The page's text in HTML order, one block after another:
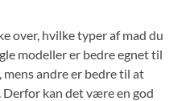
over, hvilke typer af mad du
modeller er bedre egnet til
andre er bedre til at
kan det være en god